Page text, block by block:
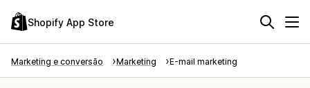
Shopify App Store
Marketing e conversão Marketing E-mail marketing